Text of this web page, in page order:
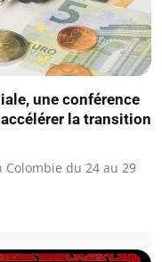
une conférence
la transition
Colombie du 24 au 29